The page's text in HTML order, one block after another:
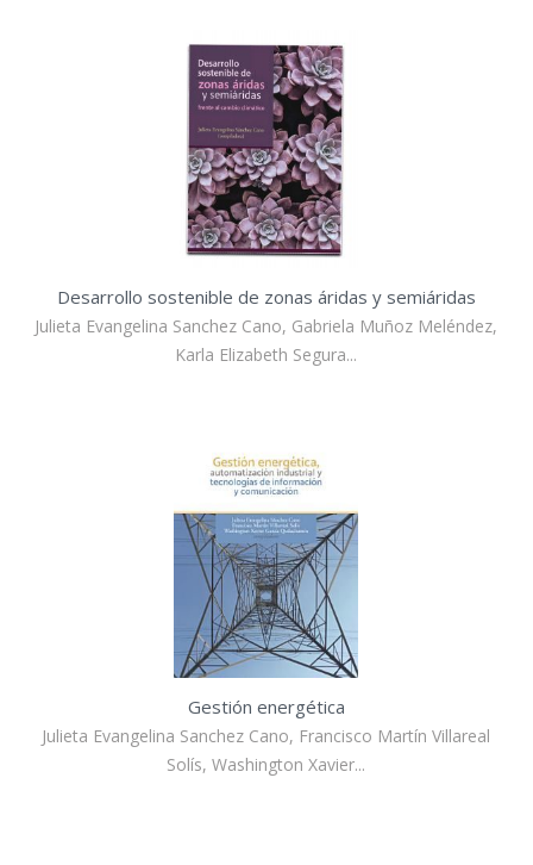
Desarrollo sostenible de zonas áridas y semiáridas
Julieta Evangelina Sanchez Cano, Gabriela Muñoz Meléndez,
Karla Elizabeth Segura...
Gestión energética
Julieta Evangelina Sanchez Cano, Francisco Martín Villareal
Solís, Washington Xavier...